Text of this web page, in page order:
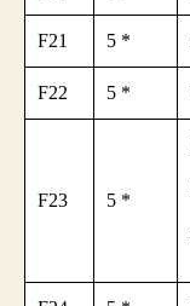
F21 5 *
F22 5 *
F23 5 *